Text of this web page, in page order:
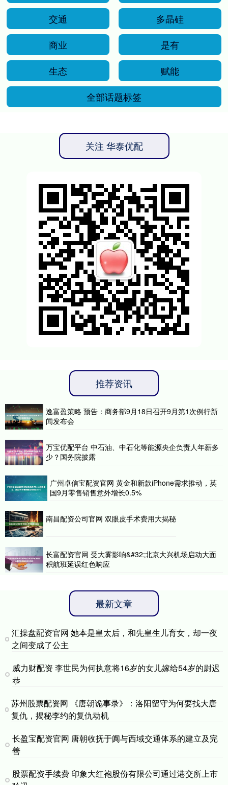
交通
多晶硅
商业
是有
生态
赋能
全部话题标签
关注 华泰优配
推荐资讯
逸富盈策略 预告：商务部9月18日召开9月第1次例行新
闻发布会
万宝优配平台 中石油、中石化等能源央企负责人年薪多
少？国务院披露
广州卓信宝配资官网 黄金和新款iPhone需求推动，英
国9月零售销售意外增长0.5%
南昌配资公司官网 双眼皮手术费用大揭秘
长富配资官网 受大雾影响&#32;北京大兴机场启动大面
积航班延误红色响应
最新文章
汇操盘配资官网 她本是皇太后，和先皇生儿育女，却一夜
之间变成了公主
威力财配资 李世民为何执意将16岁的女儿嫁给54岁的尉迟
恭
苏州股票配资网 《唐朝诡事录》：洛阳留守为何要找大唐
复仇，揭秘李约的复仇动机
长盈宝配资官网 唐朝收抚于阗与西域交通体系的建立及完
善
股票配资手续费 印象大红袍股份有限公司通过港交所上市